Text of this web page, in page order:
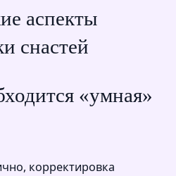
аспекты
снастей
«умная»
корректировка